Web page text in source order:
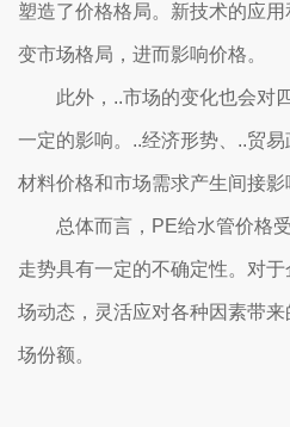
塑造了价格格局。新技术的应
变市场格局，进而影响价格。
此外，..市场的变化也会对
一定的影响。..经济形势、..贸
材料价格和市场需求产生间接影
总体而言，PE给水管价格
走势具有一定的不确定性。对
场动态，灵活应对各种因素带
场份额。